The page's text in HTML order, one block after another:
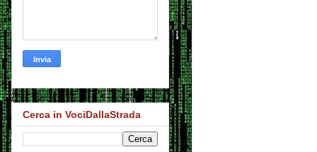
Cerca in VociDallaStrada